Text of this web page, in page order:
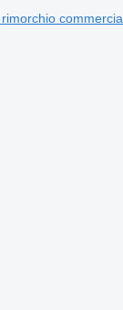
rimorchio